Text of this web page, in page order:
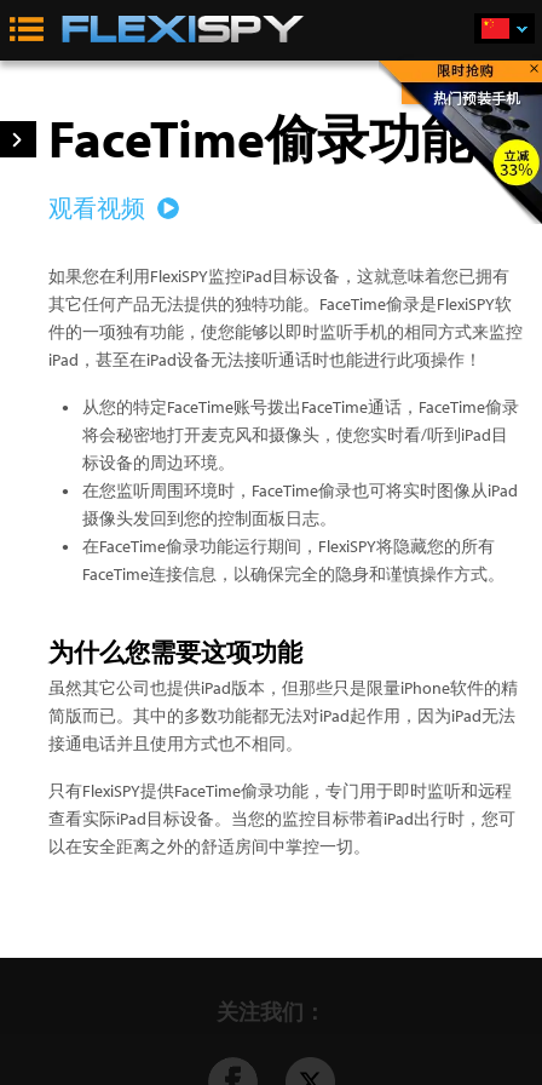
立即购买 ×
FaceTime偷录功能
观看视频
如果您在利用FlexiSPY监控iPad目标设备，这就意味着您已拥有
其它任何产品无法提供的独特功能。FaceTime偷录是FlexiSPY软
件的一项独有功能，使您能够以即时监听手机的相同方式来监控
iPad，甚至在iPad设备无法接听通话时也能进行此项操作！
从您的特定FaceTime账号拨出FaceTime通话，FaceTime偷录
将会秘密地打开麦克风和摄像头，使您实时看/听到iPad目
标设备的周边环境。
在您监听周围环境时，FaceTime偷录也可将实时图像从iPad
摄像头发回到您的控制面板日志。
在FaceTime偷录功能运行期间，FlexiSPY将隐藏您的所有
FaceTime连接信息，以确保完全的隐身和谨慎操作方式。
为什么您需要这项功能
虽然其它公司也提供iPad版本，但那些只是限量iPhone软件的精
简版而已。其中的多数功能都无法对iPad起作用，因为iPad无法
接通电话并且使用方式也不相同。
只有FlexiSPY提供FaceTime偷录功能，专门用于即时监听和远程
查看实际iPad目标设备。当您的监控目标带着iPad出行时，您可
以在安全距离之外的舒适房间中掌控一切。
关注我们：